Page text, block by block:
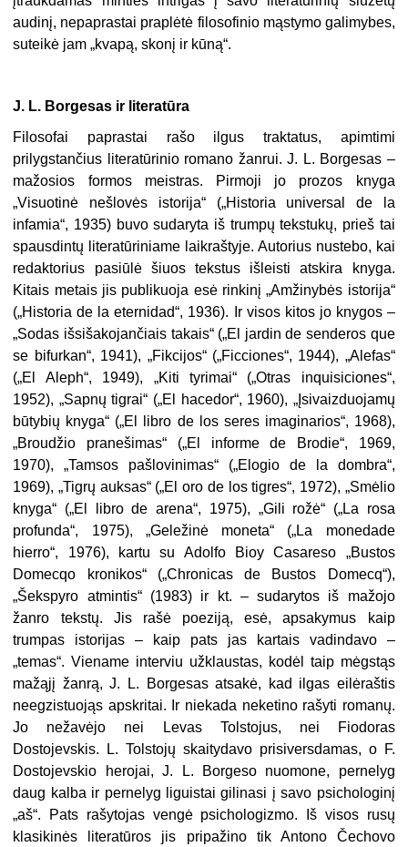
audinį, nepaprastai praplėtė filosofinio mąstymo galimybes,
suteikė jam „kvapą, skonį ir kūną“.
J. L. Borgesas ir literatūra
Filosofai paprastai rašo ilgus traktatus, apimtimi
prilygstančius literatūrinio romano žanrui. J. L. Borgesas –
mažosios formos meistras. Pirmoji jo prozos knyga
„Visuotinė nešlovės istorija“ („Historia universal de la
infamia“, 1935) buvo sudaryta iš trumpų tekstukų, prieš tai
spausdintų literatūriniame laikraštyje. Autorius nustebo, kai
redaktorius pasiūlė šiuos tekstus išleisti atskira knyga.
Kitais metais jis publikuoja esė rinkinį „Amžinybės istorija“
(„Historia de la eternidad“, 1936). Ir visos kitos jo knygos –
„Sodas išsišakojančiais takais“ („El jardin de senderos que
se bifurkan“, 1941), „Fikcijos“ („Ficciones“, 1944), „Alefas“
(„El Aleph“, 1949), „Kiti tyrimai“ („Otras inquisiciones“,
1952), „Sapnų tigrai“ („El hacedor“, 1960), „Įsivaizduojamų
būtybių knyga“ („El libro de los seres imaginarios“, 1968),
„Broudžio pranešimas“ („El informe de Brodie“, 1969,
1970), „Tamsos pašlovinimas“ („Elogio de la dombra“,
1969), „Tigrų auksas“ („El oro de los tigres“, 1972), „Smėlio
knyga“ („El libro de arena“, 1975), „Gili rožė“ („La rosa
profunda“, 1975), „Geležinė moneta“ („La monedade
hierro“, 1976), kartu su Adolfo Bioy Casareso „Bustos
Domecqo kronikos“ („Chronicas de Bustos Domecq“),
„Šekspyro atmintis“ (1983) ir kt. – sudarytos iš mažojo
žanro tekstų. Jis rašė poeziją, esė, apsakymus kaip
trumpas istorijas – kaip pats jas kartais vadindavo –
„temas“. Viename interviu užklaustas, kodėl taip mėgstąs
mažąjį žanrą, J. L. Borgesas atsakė, kad ilgas eilėraštis
neegzistuojąs apskritai. Ir niekada neketino rašyti romanų.
Jo nežavėjo nei Levas Tolstojus, nei Fiodoras
Dostojevskis. L. Tolstojų skaitydavo prisiversdamas, o F.
Dostojevskio herojai, J. L. Borgeso nuomone, pernelyg
daug kalba ir pernelyg liguistai gilinasi į savo psichologinį
„aš“. Pats rašytojas vengė psichologizmo. Iš visos rusų
klasikinės literatūros jis pripažino tik Antono Čechovo